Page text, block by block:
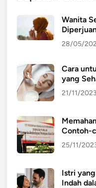
Wanita
28/05/
Cara
yang
21/11/2023
Contoh-
25/11/
Istri
Indah